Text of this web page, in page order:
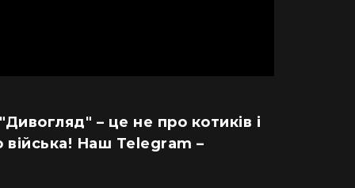
ДІМ
– це не про котиків і
Наш Telegram –